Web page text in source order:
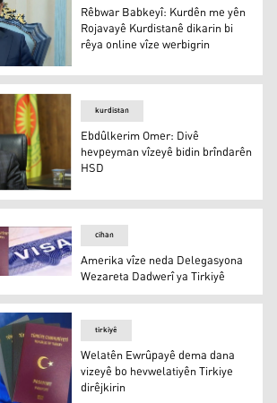
Pêwendiyên Derve yên
Rêbwar Babkeyî: Kurdên me yên
Rojavayê Kurdistanê dikarin bi
rêya online vîze werbigrin
Divê hevpeyman vîzeyê bidin
kurdistan
Ebdûlkerim Omer: Divê
hevpeyman vîzeyê bidin brîndarên
HSD
Delegasyona Wezareta Dadwerî ya
cihan
Amerika vîze neda Delegasyona
Wezareta Dadwerî ya Tirkiyê
tirkiyê
Welatên Ewrûpayê dema dana
vizeyê bo hevwelatiyên Tirkiye
dirêjkirin